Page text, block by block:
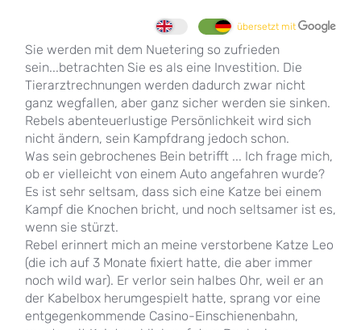
übersetzt mit
Sie werden mit dem Nuetering so zufrieden
sein...betrachten Sie es als eine Investition. Die
Tierarztrechnungen werden dadurch zwar nicht
ganz wegfallen, aber ganz sicher werden sie sinken.
Rebels abenteuerlustige Persönlichkeit wird sich
nicht ändern, sein Kampfdrang jedoch schon.
Was sein gebrochenes Bein betrifft ... Ich frage mich,
ob er vielleicht von einem Auto angefahren wurde?
Es ist sehr seltsam, dass sich eine Katze bei einem
Kampf die Knochen bricht, und noch seltsamer ist es,
wenn sie stürzt.
Rebel erinnert mich an meine verstorbene Katze Leo
(die ich auf 3 Monate fixiert hatte, die aber immer
noch wild war). Er verlor sein halbes Ohr, weil er an
der Kabelbox herumgespielt hatte, sprang vor eine
entgegenkommende Casino-Einschienenbahn,